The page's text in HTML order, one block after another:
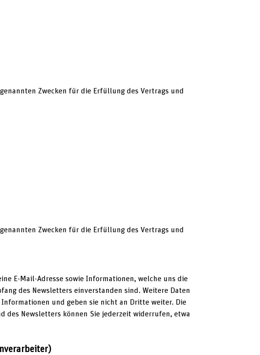
Zwecken für die Erfüllung des Vertrags und
Zwecken für die Erfüllung des Vertrags und
E-Mail-Adresse sowie Informationen, welche uns die
des Newsletters einverstanden sind. Weitere Daten
und geben sie nicht an Dritte weiter. Die
des Newsletters können Sie jederzeit widerrufen, etwa